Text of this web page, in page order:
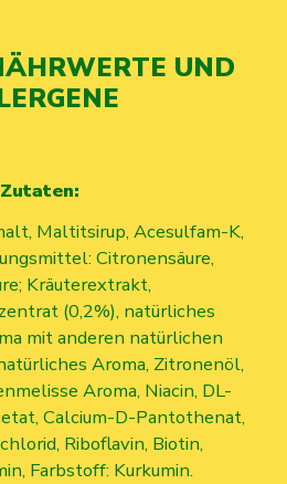
UND
Zutaten:
Maltitsirup, Acesulfam-K,
Citronensäure,
Kräuterextrakt,
(0,2%), natürliches
mit anderen natürlichen
Aroma, Zitronenöl,
Aroma, Niacin, DL-
Calcium-D-Pantothenat,
Riboflavin, Biotin,
Farbstoff: Kurkumin.